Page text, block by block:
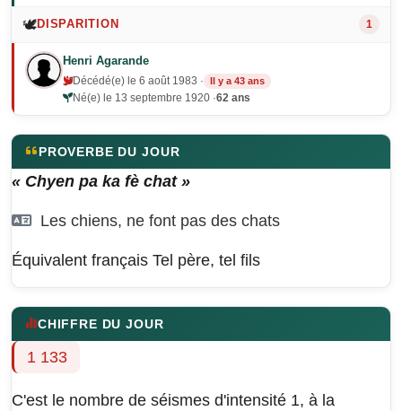
🕊️DISPARITION 1
Henri Agarande
Décédé(e) le 6 août 1983 · Il y a 43 ans
Né(e) le 13 septembre 1920 ·62 ans
PROVERBE DU JOUR
« Chyen pa ka fè chat »
Les chiens, ne font pas des chats
Équivalent français Tel père, tel fils
CHIFFRE DU JOUR
1 133
C'est le nombre de séismes d'intensité 1, à la